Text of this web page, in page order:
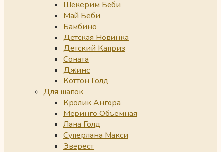
Шекерим Беби
Май Беби
Бамбино
Детская Новинка
Детский Каприз
Соната
Джинс
Коттон Голд
Для шапок
Кролик Ангора
Меринго Объемная
Лана Голд
Суперлана Макси
Эверест